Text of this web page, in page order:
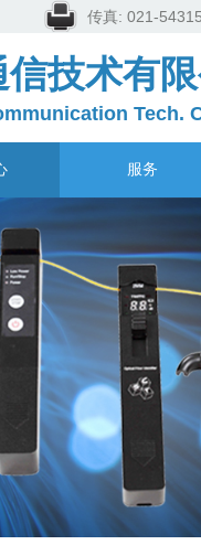
传真:
技术有
Tech.
服务